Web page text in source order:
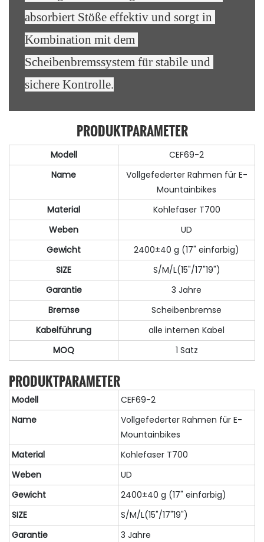
absorbiert Stöße effektiv und sorgt in
Kombination mit dem
Scheibenbremssystem für stabile und
sichere Kontrolle.
PRODUKTPARAMETER
Modell
CEF69-2
Name
Vollgefederter Rahmen für E-
Mountainbikes
Material
Kohlefaser T700
Weben
UD
Gewicht
2400±40 g (17" einfarbig)
SIZE
S/M/L(15"/17"19")
Garantie
3 Jahre
Bremse
Scheibenbremse
Kabelführung
alle internen Kabel
MOQ
1 Satz
PRODUKTPARAMETER
Modell
CEF69-2
Name
Vollgefederter Rahmen für E-
Mountainbikes
Material
Kohlefaser T700
Weben
UD
Gewicht
2400±40 g (17" einfarbig)
SIZE
S/M/L(15"/17"19")
Garantie
3 Jahre